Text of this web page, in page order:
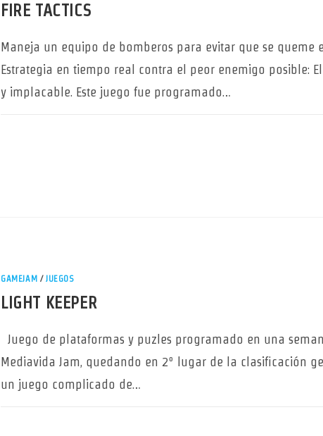
FIRE TACTICS
Maneja un equipo de bomberos para evitar que se queme
Estrategia en tiempo real contra el peor enemigo posible:
y implacable. Este juego fue programado…
GAMEJAM /JUEGOS
LIGHT KEEPER
Juego de plataformas y puzles programado en una
Mediavida Jam, quedando en 2º lugar de la clasificación
un juego complicado de…